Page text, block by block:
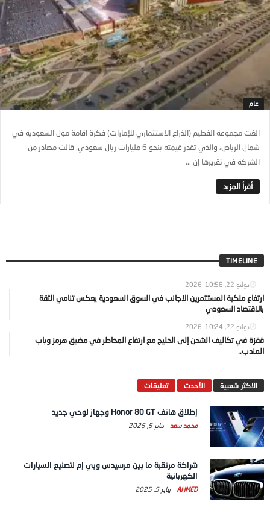
عام
الغت مجموعة الفطيم (الذراع الاستثماري للإمارات) فكرة اقامة مول السعودية في
شمال الرياض، والذي تقدر قيمته بنحو 6 مليارات ريال سعودي. قالت مصادر من
الشركة في تقريرها إن ...
TIMELINE
يوليو 22, 2026 10:58
ارتفاع ملكية المستثمرين الاجانب في السوق السعودية يعكس تنامي الثقة
بالاقتصاد السعودي
يوليو 22, 2026 10:24
قفزة في تكاليف الشحن إلى الخليج مع ارتفاع المخاطر في مضيق هرمز وباب
المندب..
الاكثر شعبية الآحدث تعليقات
إطلاق هاتف Honor 80 GT وجهاز لوحي جديد
محمد سعد يناير 5, 2025
شراكة مرتقبة ما بين مرسيدس وبي إم لتصنيع السيارات
الكهربائية
AHMED يناير 5, 2025